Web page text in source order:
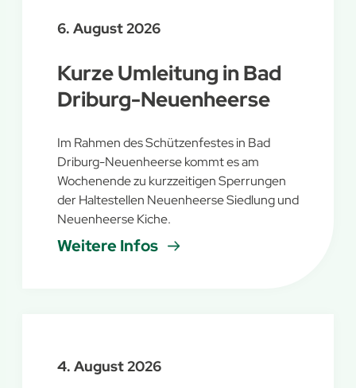
Dein Bus
6. August 2026
Kurze Umleitung in Bad
Driburg-Neuenheerse
Im Rahmen des Schützenfestes in Bad
Driburg-Neuenheerse kommt es am
Wochenende zu kurzzeitigen Sperrungen
der Haltestellen Neuenheerse Siedlung und
Neuenheerse Kiche.
Weitere Infos
4. August 2026